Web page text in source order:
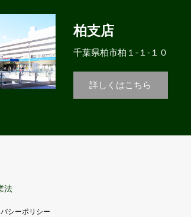
柏支店
千葉県柏市柏１-１-１０
詳しくはこちら
法
シーポリシー